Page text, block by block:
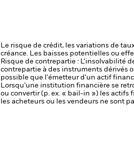
Le risque de crédit, les variations de
créance. Les baisses potentielles ou
Risque de contrepartie : L'insolvabilité
contrepartie à des instruments dérivés
possible que l'émetteur d'un actif
Lorsqu’une institution financière se
ou convertir (p. ex. « bail-in ») les actifs
les acheteurs ou les vendeurs ne sont